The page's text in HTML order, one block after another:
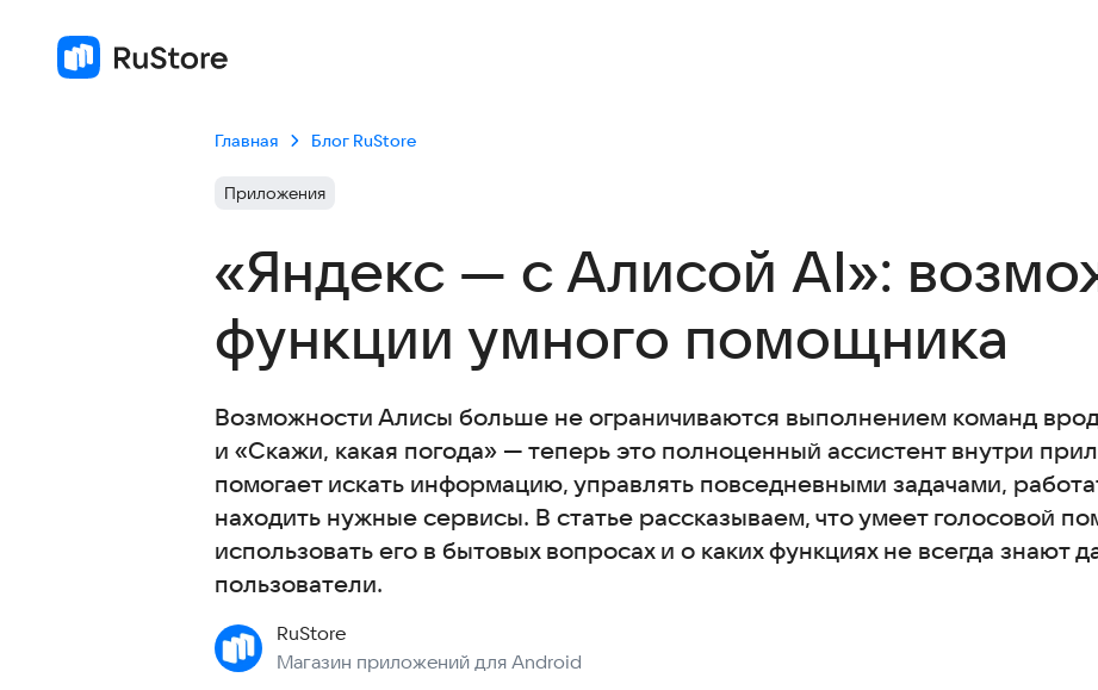
Главная Блог RuStore
Приложения
«Яндекс — с Алисой AI»:
функции умного помощника
Возможности Алисы больше не ограничиваются выполнением команд
и «Скажи, какая погода» — теперь это полноценный ассистент внутри
помогает искать информацию, управлять повседневными задачами,
находить нужные сервисы. В статье рассказываем, что умеет голосовой
использовать его в бытовых вопросах и о каких функциях не всегда знают
пользователи.
RuStore
Магазин приложений для Android